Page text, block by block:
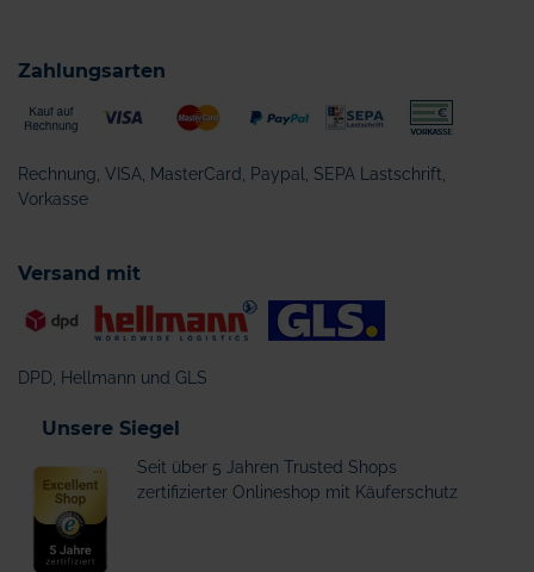
Zahlungsarten
Rechnung, VISA, MasterCard, Paypal, SEPA Lastschrift,
Vorkasse
Versand mit
DPD, Hellmann und GLS
Unsere Siegel
Seit über 5 Jahren Trusted Shops
zertifizierter Onlineshop mit Käuferschutz